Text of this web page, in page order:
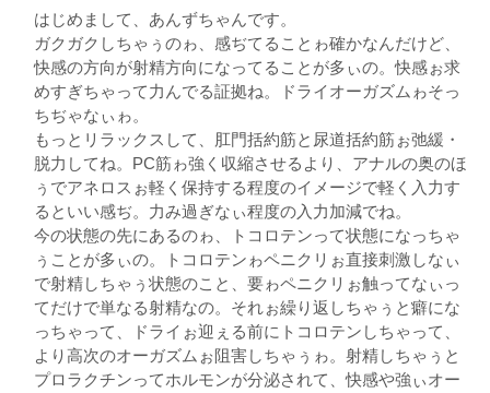
はじめまして、あんずちゃんです。
ガクガクしちゃぅのゎ、感ぢてることゎ確かなんだけど、
快感の方向が射精方向になってることが多ぃの。快感ぉ求
めすぎちゃって力んでる証拠ね。ドライオーガズムゎそっ
ちぢゃなぃゎ。
もっとリラックスして、肛門括約筋と尿道括約筋ぉ弛緩・
脱力してね。PC筋ゎ強く収縮させるより、アナルの奥のほ
ぅでアネロスぉ軽く保持する程度のイメージで軽く入力す
るといい感ぢ。力み過ぎなぃ程度の入力加減でね。
今の状態の先にあるのゎ、トコロテンって状態になっちゃ
ぅことが多ぃの。トコロテンゎペニクリぉ直接刺激しなぃ
で射精しちゃぅ状態のこと、要ゎペニクリぉ触ってなぃっ
てだけで単なる射精なの。それぉ繰り返しちゃぅと癖にな
っちゃって、ドライぉ迎ぇる前にトコロテンしちゃって、
より高次のオーガズムぉ阻害しちゃぅゎ。射精しちゃぅと
プロラクチンってホルモンが分泌されて、快感や強ぃオー